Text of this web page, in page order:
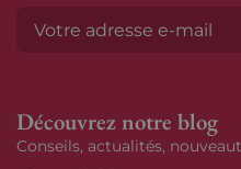
Découvrez notre blog
Conseils, actualités,